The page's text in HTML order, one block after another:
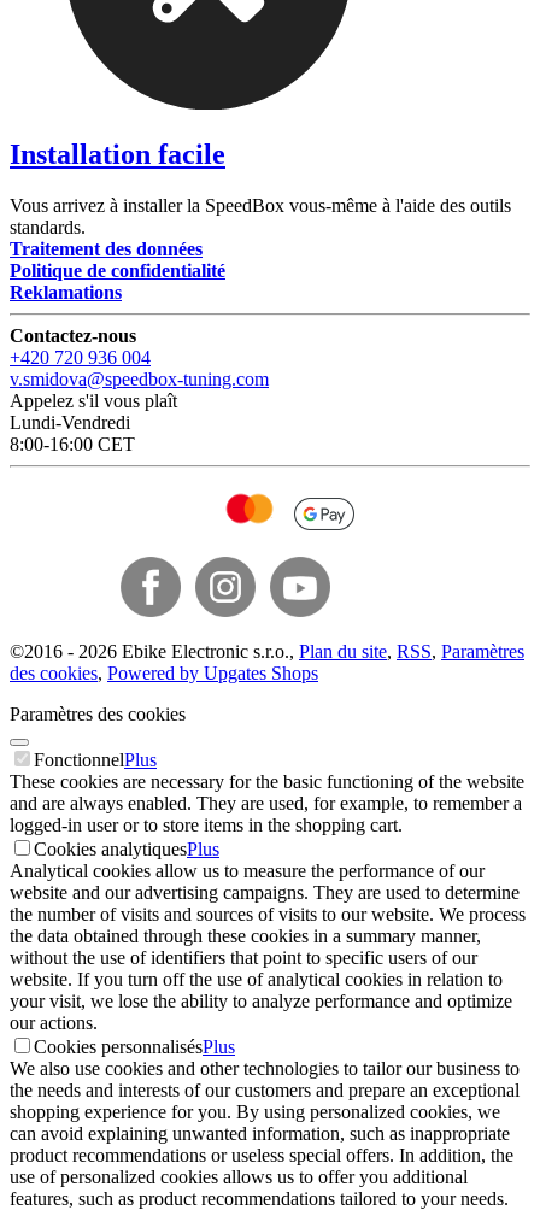
Installation facile
Vous arrivez à installer la SpeedBox vous-même à l'aide des outils
standards.
Traitement des données
Politique de confidentialité
Reklamations
Contactez-nous
+420 720 936 004
v.smidova@speedbox-tuning.com
Appelez s'il vous plaît
Lundi-Vendredi
8:00-16:00 CET
©2016 - 2026 Ebike Electronic s.r.o., Plan du site, RSS, Paramètres
des cookies, Powered by Upgates Shops
Paramètres des cookies
FonctionnelPlus
These cookies are necessary for the basic functioning of the website
and are always enabled. They are used, for example, to remember a
logged-in user or to store items in the shopping cart.
Cookies analytiquesPlus
Analytical cookies allow us to measure the performance of our
website and our advertising campaigns. They are used to determine
the number of visits and sources of visits to our website. We process
the data obtained through these cookies in a summary manner,
without the use of identifiers that point to specific users of our
website. If you turn off the use of analytical cookies in relation to
your visit, we lose the ability to analyze performance and optimize
our actions.
Cookies personnalisésPlus
We also use cookies and other technologies to tailor our business to
the needs and interests of our customers and prepare an exceptional
shopping experience for you. By using personalized cookies, we
can avoid explaining unwanted information, such as inappropriate
product recommendations or useless special offers. In addition, the
use of personalized cookies allows us to offer you additional
features, such as product recommendations tailored to your needs.